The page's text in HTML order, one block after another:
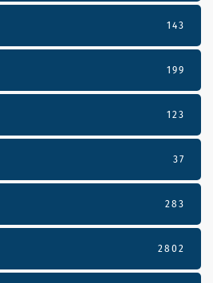
143
199
123
37
283
2802